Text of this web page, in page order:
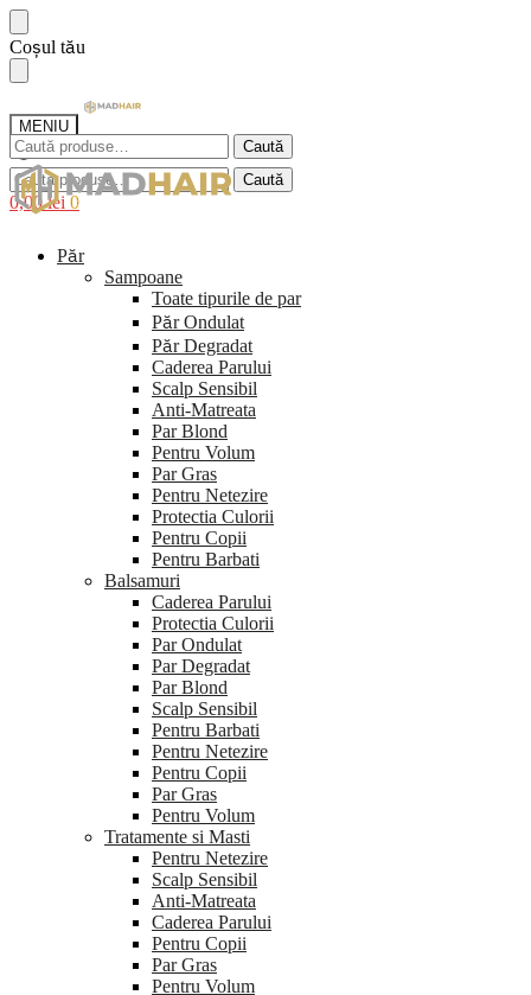
Sari
la
navigare
Sari
la
conținut
Coșul tău
MENIU
Caută
după:
Caută
0,00lei 0
Caută
după:
Caută
Păr
Sampoane
Toate tipurile de par
Păr Ondulat
Păr Degradat
Caderea Parului
Scalp Sensibil
Anti-Matreata
Par Blond
Pentru Volum
Par Gras
Pentru Netezire
Protectia Culorii
Pentru Copii
Pentru Barbati
Balsamuri
Caderea Parului
Protectia Culorii
Par Ondulat
Par Degradat
Par Blond
Scalp Sensibil
Pentru Barbati
Pentru Netezire
Pentru Copii
Par Gras
Pentru Volum
Tratamente si Masti
Pentru Netezire
Scalp Sensibil
Anti-Matreata
Caderea Parului
Pentru Copii
Par Gras
Pentru Volum